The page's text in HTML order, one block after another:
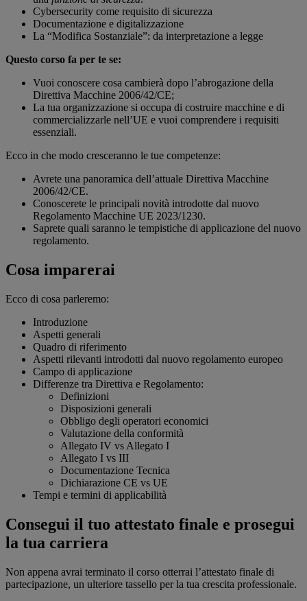
Cybersecurity come requisito di sicurezza
Documentazione e digitalizzazione
La “Modifica Sostanziale”: da interpretazione a legge
Questo corso fa per te se:
Vuoi conoscere cosa cambierà dopo l’abrogazione della
Direttiva Macchine 2006/42/CE;
La tua organizzazione si occupa di costruire macchine e di
commercializzarle nell’UE e vuoi comprendere i requisiti
essenziali.
Ecco in che modo cresceranno le tue competenze:
Avrete una panoramica dell’attuale Direttiva Macchine
2006/42/CE.
Conoscerete le principali novità introdotte dal nuovo
Regolamento Macchine UE 2023/1230.
Saprete quali saranno le tempistiche di applicazione del nuovo
regolamento.
Cosa imparerai
Ecco di cosa parleremo:
Introduzione
Aspetti generali
Quadro di riferimento
Aspetti rilevanti introdotti dal nuovo regolamento europeo
Campo di applicazione
Differenze tra Direttiva e Regolamento:
Definizioni
Disposizioni generali
Obbligo degli operatori economici
Valutazione della conformità
Allegato IV vs Allegato I
Allegato I vs III
Documentazione Tecnica
Dichiarazione CE vs UE
Tempi e termini di applicabilità
Consegui il tuo attestato finale e prosegui
la tua carriera
Non appena avrai terminato il corso otterrai l’attestato finale di
partecipazione, un ulteriore tassello per la tua crescita professionale.